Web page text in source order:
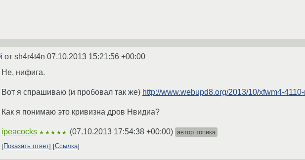
от sh4r4t4n 07.10.2013 15:21:56 +00:00
Не, нифига.
Вот я спрашиваю (и пробовал так же) http://www.webupd8.org/2013/10/xfwm4-
Как я понимаю это кривизна дров Нвидиа?
ipeacocks ★★★★★ (07.10.2013 17:54:38 +00:00) автор топика
Показать ответ
Ссылка